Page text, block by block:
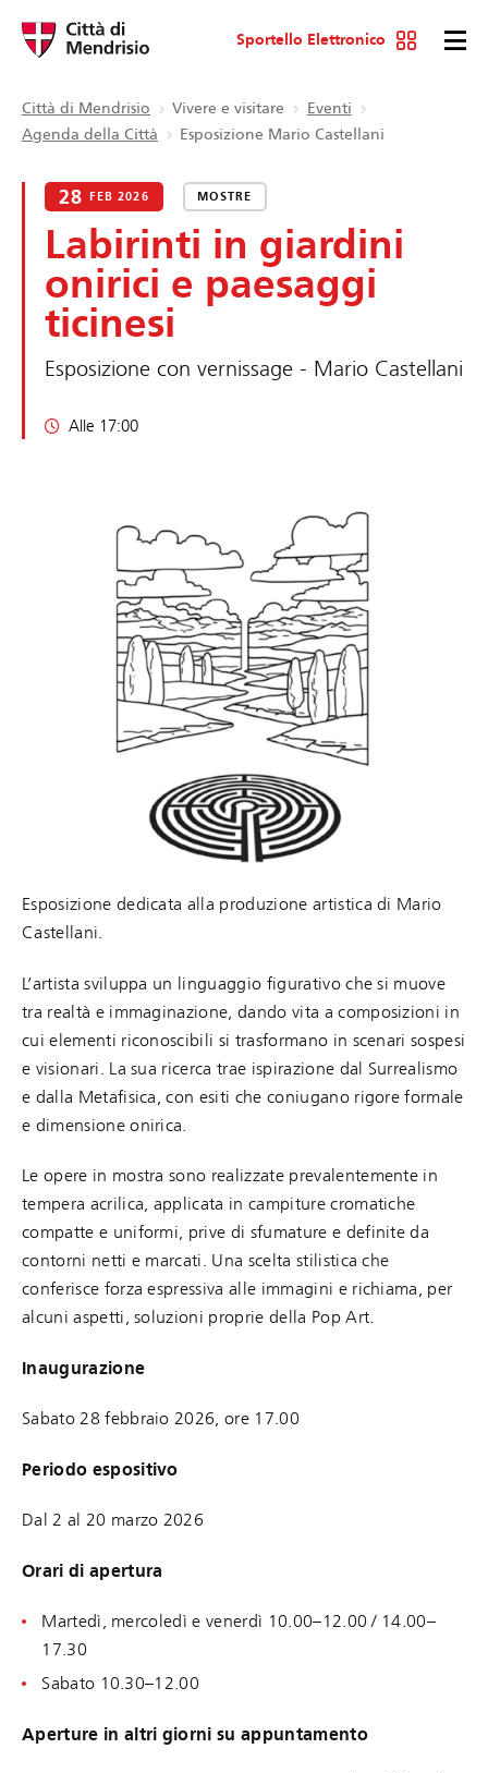
Sportello Elettronico
Città di Mendrisio Vivere e visitare
Eventi
Agenda della Città
Esposizione Mario Castellani
28 FEB 2026 MOSTRE
Labirinti in giardini
onirici e paesaggi
ticinesi
Esposizione con vernissage - Mario Castellani
Alle 17:00
Esposizione dedicata alla produzione artistica di Mario
Castellani.
L’artista sviluppa un linguaggio figurativo che si muove
tra realtà e immaginazione, dando vita a composizioni in
cui elementi riconoscibili si trasformano in scenari sospesi
e visionari. La sua ricerca trae ispirazione dal Surrealismo
e dalla Metafisica, con esiti che coniugano rigore formale
e dimensione onirica.
Le opere in mostra sono realizzate prevalentemente in
tempera acrilica, applicata in campiture cromatiche
compatte e uniformi, prive di sfumature e definite da
contorni netti e marcati. Una scelta stilistica che
conferisce forza espressiva alle immagini e richiama, per
alcuni aspetti, soluzioni proprie della Pop Art.
Inaugurazione
Sabato 28 febbraio 2026, ore 17.00
Periodo espositivo
Dal 2 al 20 marzo 2026
Orari di apertura
Martedì, mercoledì e venerdì 10.00–12.00 / 14.00–
17.30
Sabato 10.30–12.00
Aperture in altri giorni su appuntamento